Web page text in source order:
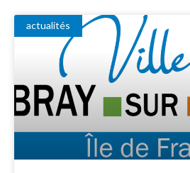
actualités